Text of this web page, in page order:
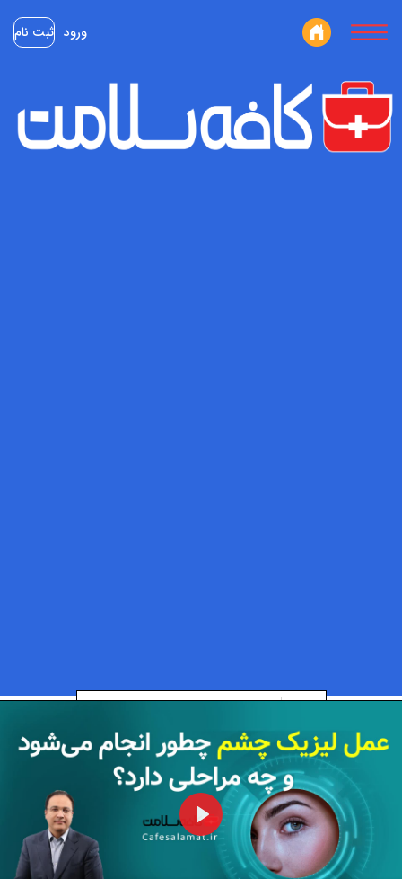
ورود ثبت نام